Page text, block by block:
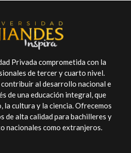
Privada comprometida con la
de tercer y cuarto nivel.
al desarrollo nacional e
de una educación integral, que
la cultura y la ciencia. Ofrecemos
de alta calidad para bachilleres y
nacionales como extranjeros.